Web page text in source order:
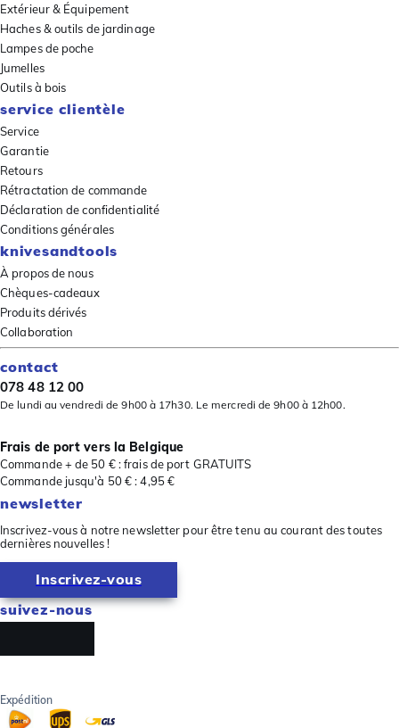
Extérieur & Équipement
Haches & outils de jardinage
Lampes de poche
Jumelles
Outils à bois
service clientèle
Service
Garantie
Retours
Rétractation de commande
Déclaration de confidentialité
Conditions générales
knivesandtools
À propos de nous
Chèques-cadeaux
Produits dérivés
Collaboration
contact
078 48 12 00
De lundi au vendredi de 9h00 à 17h30. Le mercredi de 9h00 à 12h00.
Frais de port vers la Belgique
Commande + de 50 € : frais de port GRATUITS
Commande jusqu'à 50 € : 4,95 €
newsletter
Inscrivez-vous à notre newsletter pour être tenu au courant des toutes
dernières nouvelles !
Inscrivez-vous
suivez-nous
Expédition